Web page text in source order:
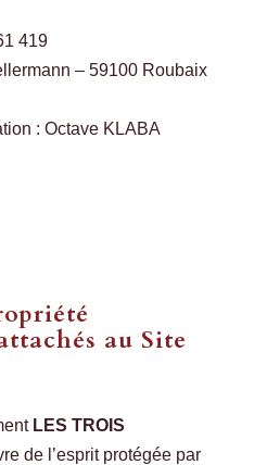
419
– 59100 Roubaix
: Octave KLABA
au Site
LES TROIS
de l’esprit protégée par